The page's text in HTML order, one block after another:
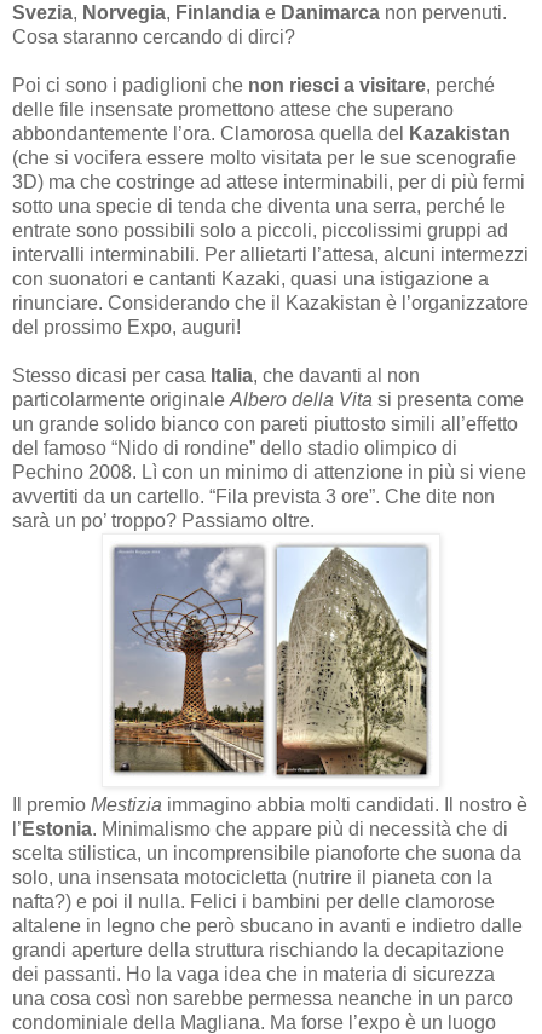
Svezia, Norvegia, Finlandia e Danimarca non pervenuti.
Cosa staranno cercando di dirci?
Poi ci sono i padiglioni che non riesci a visitare, perché
delle file insensate promettono attese che superano
abbondantemente l’ora. Clamorosa quella del
Kazakistan
(che si vocifera essere molto visitata per le sue scenografie
3D) ma che costringe ad attese interminabili, per di più fermi
sotto una specie di tenda che diventa una serra, perché le
entrate sono possibili solo a piccoli, piccolissimi gruppi ad
intervalli interminabili. Per allietarti l’attesa, alcuni intermezzi
con suonatori e cantanti Kazaki, quasi una istigazione a
rinunciare. Considerando che il Kazakistan è l’organizzatore
del prossimo Expo, auguri!
Stesso dicasi per casa Italia, che davanti al non
particolarmente originale Albero della Vita si presenta come
un grande solido bianco con pareti piuttosto simili all’effetto
del famoso “Nido di rondine” dello stadio olimpico di
Pechino 2008. Lì con un minimo di attenzione in più si viene
avvertiti da un cartello. “Fila prevista 3 ore”. Che dite non
sarà un po’ troppo? Passiamo oltre.
Il premio Mestizia immagino abbia molti candidati. Il nostro è
l’ Estonia. Minimalismo che appare più di necessità che di
scelta stilistica, un incomprensibile pianoforte che suona da
solo, una insensata motocicletta (nutrire il pianeta con la
nafta?) e poi il nulla. Felici i bambini per delle clamorose
altalene in legno che però sbucano in avanti e indietro dalle
grandi aperture della struttura rischiando la decapitazione
dei passanti. Ho la vaga idea che in materia di sicurezza
una cosa così non sarebbe permessa neanche in un parco
condominiale della Magliana. Ma forse l’expo è un luogo